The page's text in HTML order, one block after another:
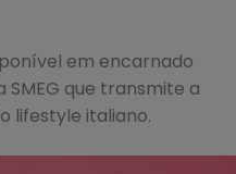
em encarnado
que transmite a
lifestyle italiano.